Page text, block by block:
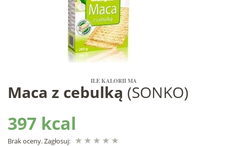
ILE KALORII MA
Maca z cebulką (SONKO)
397 kcal
Brak oceny. Zagłosuj: